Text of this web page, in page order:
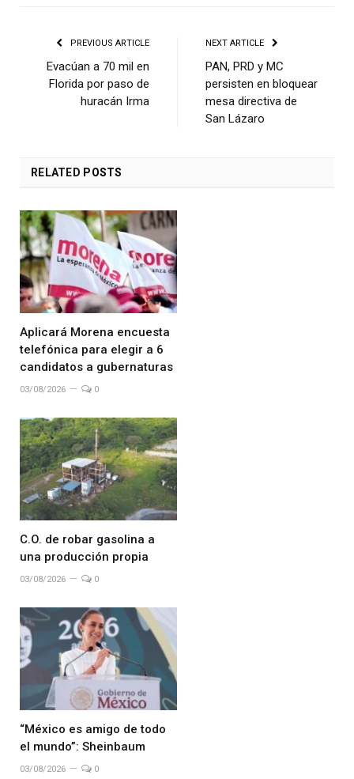
PREVIOUS ARTICLE
Evacúan a 70 mil en
Florida por paso de
huracán Irma
NEXT ARTICLE
PAN, PRD y MC
persisten en bloquear
mesa directiva de
San Lázaro
RELATED POSTS
Aplicará Morena encuesta
telefónica para elegir a 6
candidatos a gubernaturas
03/08/2026 0
C.O. de robar gasolina a
una producción propia
03/08/2026 0
“México es amigo de todo
el mundo”: Sheinbaum
03/08/2026 0